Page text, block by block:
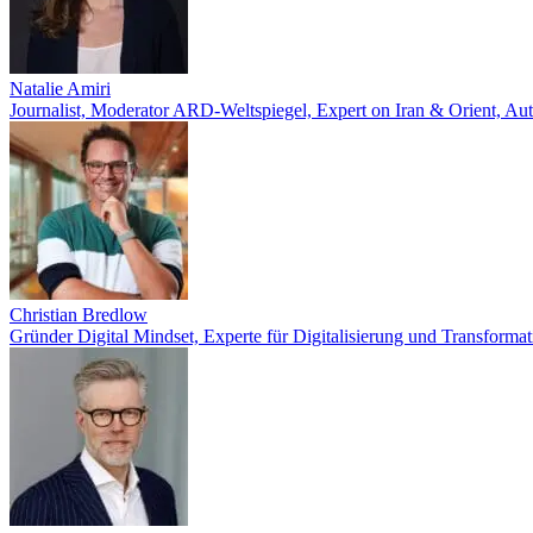
Natalie Amiri
Journalist, Moderator ARD-Weltspiegel, Expert on Iran & Orient,
Christian Bredlow
Gründer Digital Mindset, Experte für Digitalisierung und